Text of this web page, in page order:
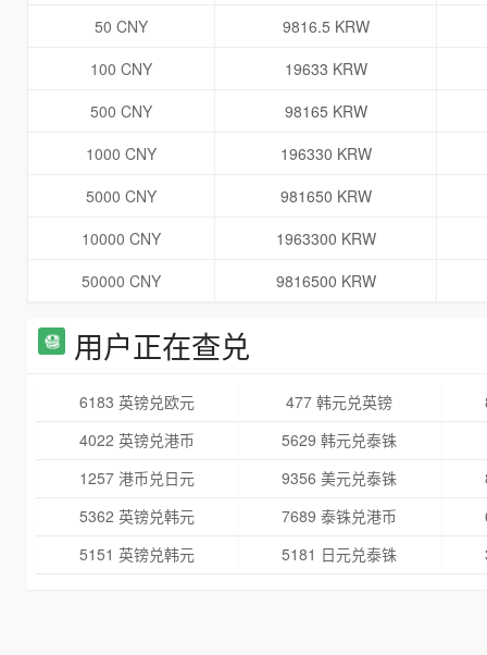
50 CNY
9816.5 KRW
100 CNY
19633 KRW
500 CNY
98165 KRW
1000 CNY
196330 KRW
5000 CNY
981650 KRW
10000 CNY
1963300 KRW
50000 CNY
9816500 KRW
用户正在查兑
6183 英镑兑欧元 477 韩元兑英镑
4022 英镑兑港币
5629 韩元兑泰铢
1257 港币兑日元
9356 美元兑泰铢
5362 英镑兑韩元
7689 泰铢兑港币
5151 英镑兑韩元
5181 日元兑泰铢